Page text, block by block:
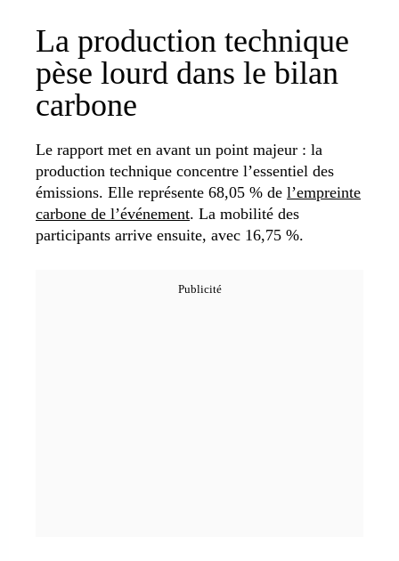
La production technique
pèse lourd dans le bilan
carbone
Le rapport met en avant un point majeur : la
production technique concentre l’essentiel des
émissions. Elle représente 68,05 % de l’empreinte
carbone de l’événement. La mobilité des
participants arrive ensuite, avec 16,75 %.